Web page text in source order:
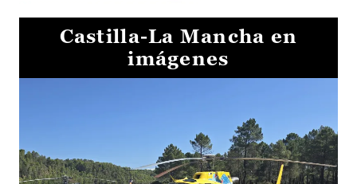
Castilla-La Mancha en
imágenes